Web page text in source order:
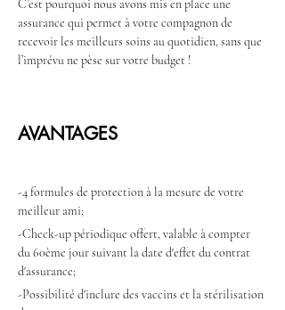
C’est pourquoi nous avons mis en place une
assurance qui permet à votre compagnon de
recevoir les meilleurs soins au quotidien, sans que
l’imprévu ne pèse sur votre budget !
AVANTAGES
-4 formules de protection à la mesure de votre
meilleur ami;
-Check-up périodique offert, valable à compter
du 60ème jour suivant la date d'effet du contrat
d'assurance;
-Possibilité d'inclure des vaccins et la stérilisation